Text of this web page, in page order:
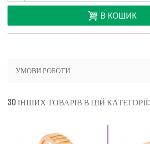
В КОШИК
УМОВИ РОБОТИ
30 ІНШИХ ТОВАРІВ В ЦІЙ КАТЕГОРІЇ: